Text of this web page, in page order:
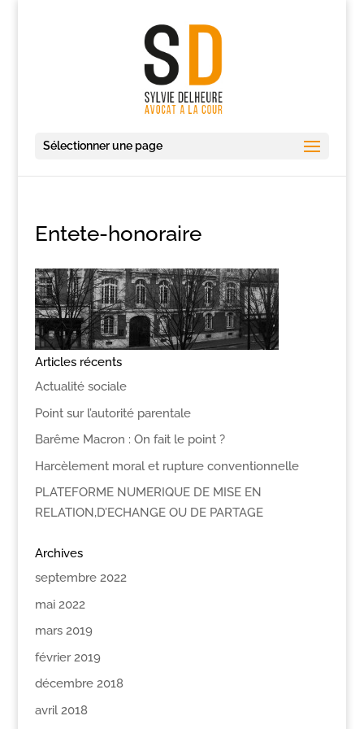
Sélectionner une page
Entete-honoraire
Articles récents
Actualité sociale
Point sur l’autorité parentale
Barême Macron : On fait le point ?
Harcèlement moral et rupture conventionnelle
PLATEFORME NUMERIQUE DE MISE EN
RELATION,D’ECHANGE OU DE PARTAGE
Archives
septembre 2022
mai 2022
mars 2019
février 2019
décembre 2018
avril 2018